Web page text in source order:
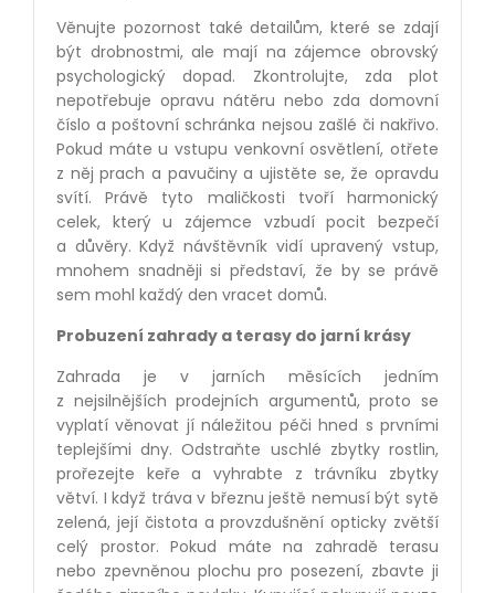
Věnujte pozornost také detailům, které se zdají
být drobnostmi, ale mají na zájemce obrovský
psychologický dopad. Zkontrolujte, zda plot
nepotřebuje opravu nátěru nebo zda domovní
číslo a poštovní schránka nejsou zašlé či nakřivo.
Pokud máte u vstupu venkovní osvětlení, otřete
z něj prach a pavučiny a ujistěte se, že opravdu
svítí. Právě tyto maličkosti tvoří harmonický
celek, který u zájemce vzbudí pocit bezpečí
a důvěry. Když návštěvník vidí upravený vstup,
mnohem snadněji si představí, že by se právě
sem mohl každý den vracet domů.
Probuzení zahrady a terasy do jarní krásy
Zahrada je v jarních měsících jedním
z nejsilnějších prodejních argumentů, proto se
vyplatí věnovat jí náležitou péči hned s prvními
teplejšími dny. Odstraňte uschlé zbytky rostlin,
prořezejte keře a vyhrabte z trávníku zbytky
větví. I když tráva v březnu ještě nemusí být sytě
zelená, její čistota a provzdušnění opticky zvětší
celý prostor. Pokud máte na zahradě terasu
nebo zpevněnou plochu pro posezení, zbavte ji